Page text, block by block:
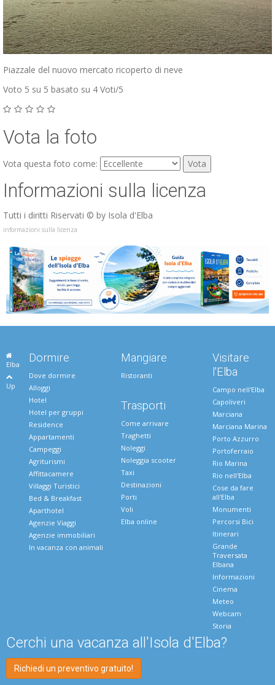
Piazzale del nuovo mercato ricoperto di neve
Voto 5 su 5 basato su 4 Voti/5
Vota la foto
Vota questa foto come:
Informazioni sulla licenza
Tutti i diritti Riservati © by Isola d'Elba
informazioni sulla licenza
Elba
Up
Dormire
Dove dormire
Alloggi
Hotel
Hotel per gruppi
Residence
Appartamenti
Campeggi
Agriturismi
Affittacamere
Villaggi Turistici
Bed & Breakfast
Aparthotel
Agenzie Viaggi
Agenzie immobiliari
In vacanza con animali
Mangiare
Ristoranti
Trasporti
Come arrivare
Traghetti
Noleggi
Noleggia scooter
Taxi
Destinazioni
Porti
Voli
Elba online
Visitare
l'Elba
Campo nell'Elba
Capoliveri
Marciana
Marciana Marina
Porto Azzurro
Portoferraio
Rio Marina
Rio nell'Elba
Cose da fare
all'Elba
Monumenti
Percorsi Bici
Itinerari
Grande
Traversata
Elbana
Informazioni
Cinema
Meteo
Webcam
Storia
Cerchi una vacanza all'Isola d'Elba?
Richiedi un preventivo gratuito!